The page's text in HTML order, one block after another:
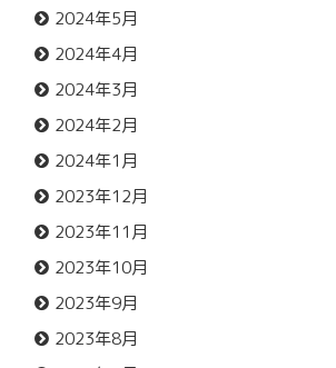
2024年5月
2024年4月
2024年3月
2024年2月
2024年1月
2023年12月
2023年11月
2023年10月
2023年9月
2023年8月